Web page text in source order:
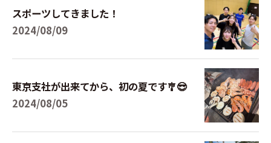
スポーツしてきました！
2024/08/09
東京支社が出来てから、初の夏です🎐😎
2024/08/05